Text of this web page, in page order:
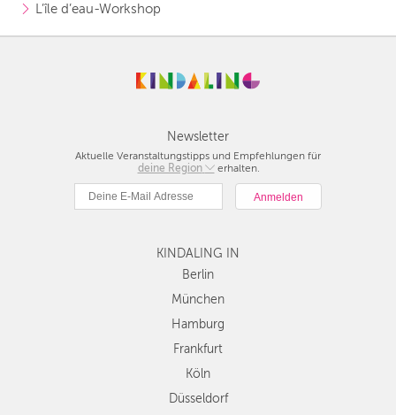
L’île d’eau-Workshop
Newsletter
Aktuelle Veranstaltungstipps und Empfehlungen für
deine Region
Berlin
Hamburg
Köln
Düsseldorf
Stuttgart
Essen
Dresden
Nürnberg
erhalten.
KINDALING IN
Berlin
München
Hamburg
Frankfurt
Köln
Düsseldorf